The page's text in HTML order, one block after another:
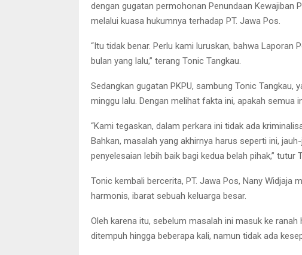
dengan gugatan permohonan Penundaan Kewajiban
melalui kuasa hukumnya terhadap PT. Jawa Pos.
“Itu tidak benar. Perlu kami luruskan, bahwa Laporan
bulan yang lalu,” terang Tonic Tangkau.
Sedangkan gugatan PKPU, sambung Tonic
minggu lalu. Dengan melihat fakta ini, apakah semua
“Kami tegaskan, dalam perkara ini tidak ada
Bahkan, masalah yang akhirnya harus seperti ini,
penyelesaian lebih baik bagi kedua belah pihak,” tutur
Tonic kembali bercerita, PT. Jawa Pos, Nany Widjaja
harmonis, ibarat sebuah keluarga besar.
Oleh karena itu, sebelum masalah ini masuk ke
ditempuh hingga beberapa kali, namun tidak ada